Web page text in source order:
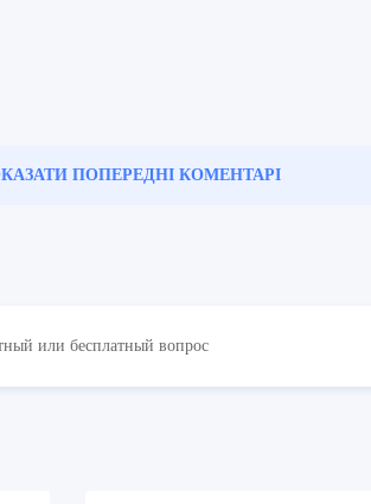
ПОПЕРЕДНІ КОМЕНТАРІ
или бесплатный вопрос